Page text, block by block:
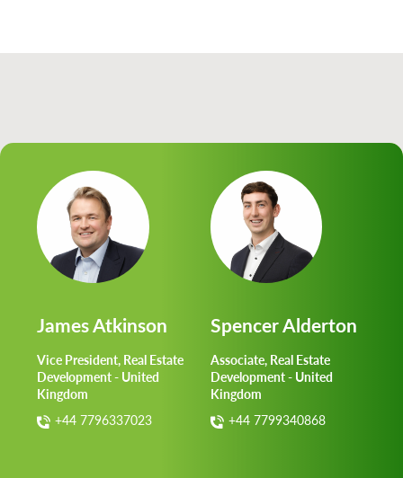
James Atkinson
Vice President, Real Estate
Development - United
Kingdom
+44 7796337023
Spencer Alderton
Associate, Real Estate
Development - United
Kingdom
+44 7799340868